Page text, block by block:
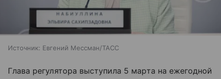
Источник: Евгений Мессман/ТАСС
Глава регулятора выступила 5 марта на ежегодной